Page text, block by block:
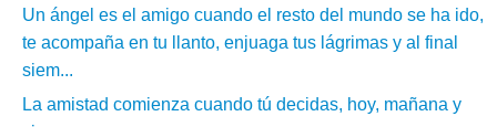
Un ángel es el amigo cuando el resto del mundo se ha ido,
te acompaña en tu llanto, enjuaga tus lágrimas y al final
siem...
La amistad comienza cuando tú decidas, hoy, mañana y